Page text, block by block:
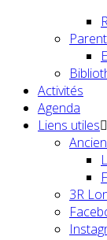
Activités
Agenda
Liens utiles
3R